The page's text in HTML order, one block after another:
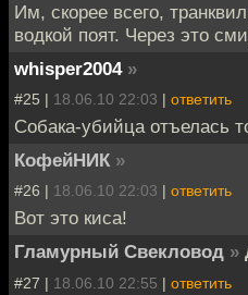
Им, скорее всего,
водкой поят. Через это
whisper2004 »
#25 | 18.06.10 22:03 | ответить
Собака-убийца отъелась
КофейНИК »
#26 | 18.06.10 22:03 | ответить
Вот это киса!
Гламурный Свекловод »
#27 | 18.06.10 22:55 | ответить